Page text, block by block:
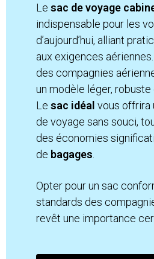
Le sac de voyage
indispensable pour les
d’aujourd’hui, alliant
aux exigences
des compagnies
un modèle léger, robuste
Le sac idéal vous offrira
de voyage sans souci,
des économies
de bagages
Opter pour un sac
standards des
revêt une importance